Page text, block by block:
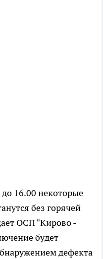
до 16.00 некоторые
без горячей
ОСП "Кирово -
будет
дефекта